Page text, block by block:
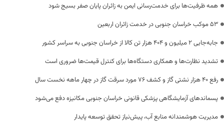
همه ظرفیت‌ها برای خدمت‌رسانی ایمن به زائران پایان صفر بسیج شود
53 موکب خراسان جنوبی در خدمت زائران اربعین
جابه‌جایی 2 میلیون و 404 هزار تن کالا از خراسان جنوبی به سراسر کشور
تشدید نظارت‌ها و همکاری دستگاه‌ها برای کنترل قیمت‌ها ضروری است
رفع 40 هزار نشتی گاز و کشف 76 مورد سرقت گاز در چهار ماهه نخست سال
پسماندهای آزمایشگاهی پزشکی قانونی خراسان جنوبی مکانیزه دفع می‌شود
مدیریت هوشمندانه منابع آب، پیش‌نیاز تحقق توسعه پایدار